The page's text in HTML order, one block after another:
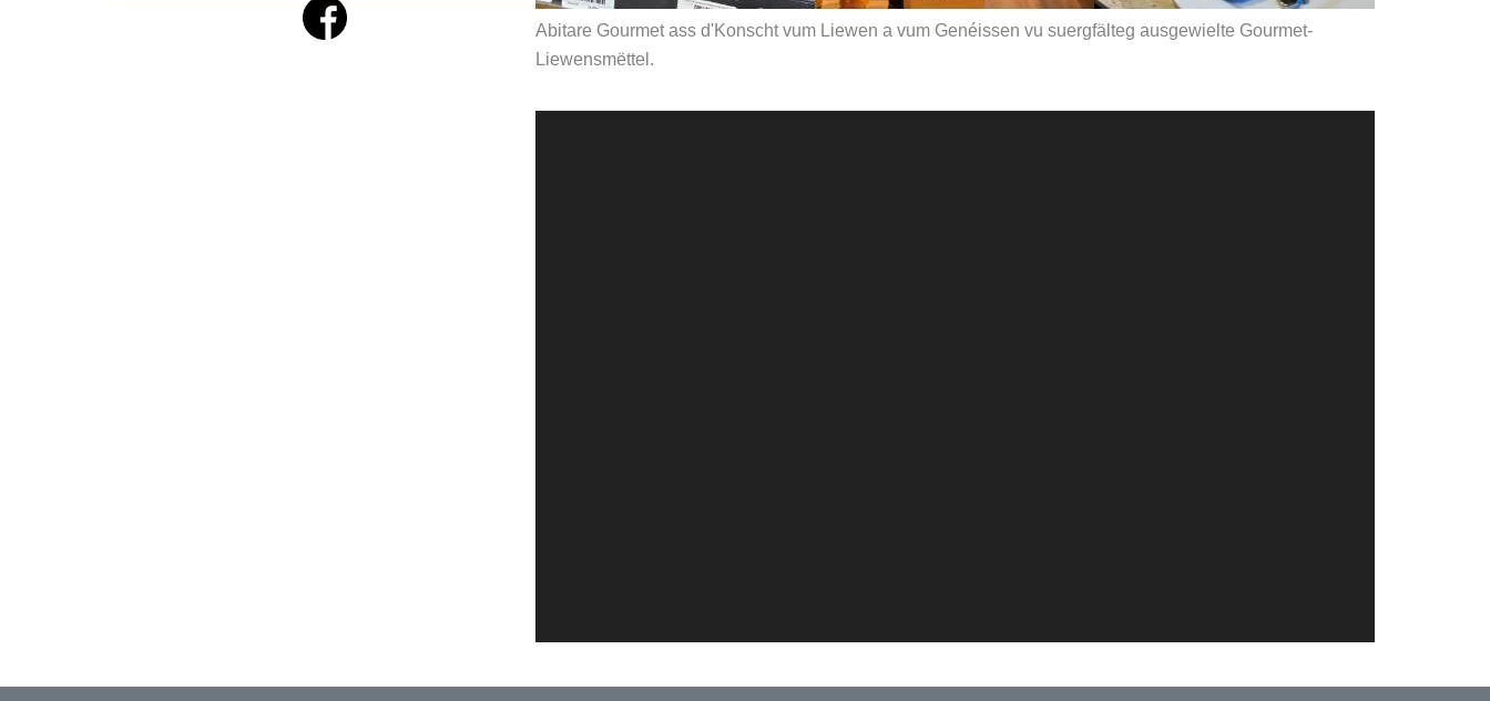
Abitare Gourmet ass d'Konscht vum Liewen a vum Genéissen vu suergfälteg ausgewielte Gourmet-
Liewensmëttel.